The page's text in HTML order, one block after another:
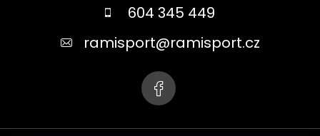
604 345 449
ramisport@ramisport.cz